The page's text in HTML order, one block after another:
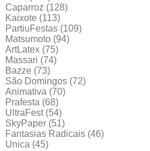
Caparroz (128)
Kaixote (113)
PartiuFestas (109)
Matsumoto (94)
ArtLatex (75)
Massari (74)
Bazze (73)
São Domingos (72)
Animativa (70)
Prafesta (68)
UltraFest (54)
SkyPaper (51)
Fantasias Radicais (46)
Unica (45)